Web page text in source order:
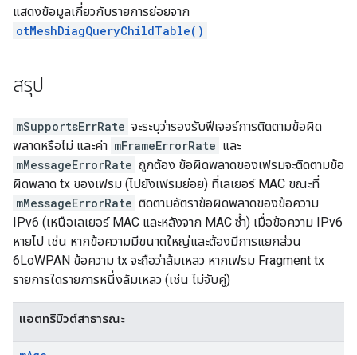
แสดงข้อมูลเกี่ยวกับรายการย่อยจาก
otMeshDiagQueryChildTable()
สรุป
mSupportsErrRate จะระบุว่ารองรับฟีเจอร์การติดตามข้อผิด
พลาดหรือไม่ และค่า mFrameErrorRate และ
mMessageErrorRate ถูกต้อง ข้อผิดพลาดของเฟรมจะติดตามข้อ
ผิดพลาด tx ของเฟรม (ไปยังเฟรมย่อย) ที่เลเยอร์ MAC ขณะที่
mMessageErrorRate ติดตามอัตราข้อผิดพลาดของข้อความ
IPv6 (เหนือเลเยอร์ MAC และหลังจาก MAC ซ้ำ) เมื่อข้อความ IPv6
หายไป เช่น หากข้อความมีขนาดใหญ่และต้องมีการแยกส่วน
6LoWPAN ข้อความ tx จะถือว่าล้มเหลว หากเฟรม Fragment tx
รายการใดรายการหนึ่งล้มเหลว (เช่น ไม่จับคู่)
แอตทริบิวต์สาธารณะ